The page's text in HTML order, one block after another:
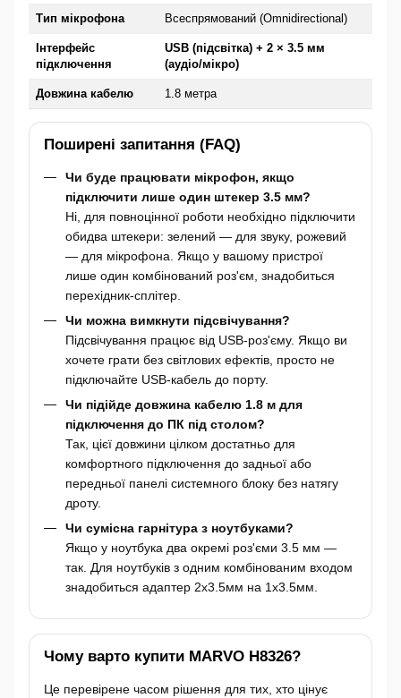
Тип мікрофона Всеспрямований (Omnidirectional)
Інтерфейс
підключення
USB (підсвітка) + 2 × 3.5 мм
(аудіо/мікро)
Довжина кабелю 1.8 метра
Поширені запитання (FAQ)
Чи буде працювати мікрофон, якщо
підключити лише один штекер 3.5 мм?
Ні, для повноцінної роботи необхідно підключити
обидва штекери: зелений — для звуку, рожевий
— для мікрофона. Якщо у вашому пристрої
лише один комбінований роз'єм, знадобиться
перехідник-сплітер.
Чи можна вимкнути підсвічування?
Підсвічування працює від USB-роз'єму. Якщо ви
хочете грати без світлових ефектів, просто не
підключайте USB-кабель до порту.
Чи підійде довжина кабелю 1.8 м для
підключення до ПК під столом?
Так, цієї довжини цілком достатньо для
комфортного підключення до задньої або
передньої панелі системного блоку без натягу
дроту.
Чи сумісна гарнітура з ноутбуками?
Якщо у ноутбука два окремі роз'єми 3.5 мм —
так. Для ноутбуків з одним комбінованим входом
знадобиться адаптер 2х3.5мм на 1х3.5мм.
Чому варто купити MARVO H8326?
Це перевірене часом рішення для тих, хто цінує